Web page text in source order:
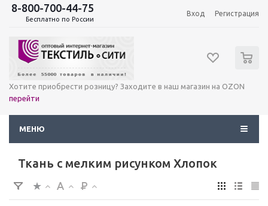
8-800-700-44-75
Бесплатно по России
Вход Регистрация
Хотите приобрести розницу? Заходите в наш магазин на OZON
перейти
МЕНЮ
Ткань с мелким рисунком Хлопок